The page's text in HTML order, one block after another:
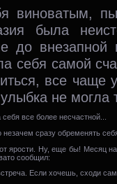
виноватым,
была
до
себя самой
все чаще
не могла
все более несчастной...
сразу обременять
ярости. Ну, еще бы! Месяц
сообщил:
Если хочешь, сходи